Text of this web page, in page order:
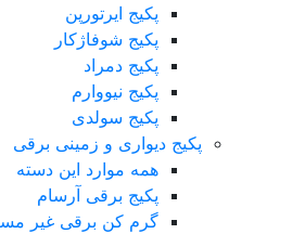
پکیج ایرتورپن
پکیج شوفاژکار
پکیج دمراد
پکیج نیووارم
پکیج سولدی
پکیج دیواری و زمینی برقی
همه موارد این دسته
پکیج برقی آرسام
گرم کن برقی غیر